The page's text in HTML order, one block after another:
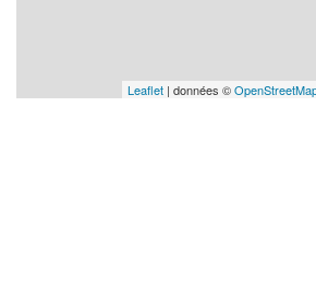
Leaflet | données ©